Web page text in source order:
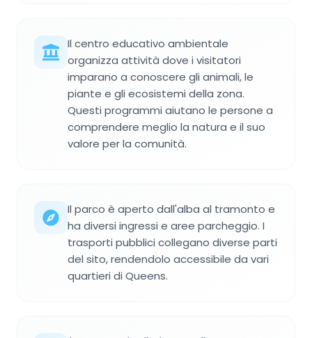
Il centro educativo ambientale
organizza attività dove i visitatori
imparano a conoscere gli animali, le
piante e gli ecosistemi della zona.
Questi programmi aiutano le persone a
comprendere meglio la natura e il suo
valore per la comunità.
Il parco è aperto dall'alba al tramonto e
ha diversi ingressi e aree parcheggio. I
trasporti pubblici collegano diverse parti
del sito, rendendolo accessibile da vari
quartieri di Queens.